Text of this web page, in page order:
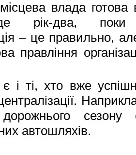
влада готова
рік-два, поки
– це правильно,
правління
і ті, хто вже
дорожнього сезону
автошляхів.